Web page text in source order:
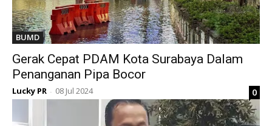
BUMD
Gerak Cepat PDAM Kota Surabaya Dalam
Penanganan Pipa Bocor
Lucky PR - 08 Jul 2024 0